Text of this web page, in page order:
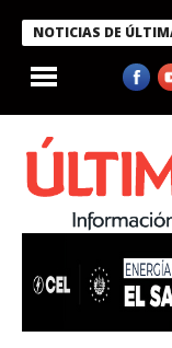
NOTICIAS DE
Bukele condecora a